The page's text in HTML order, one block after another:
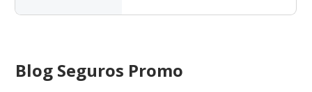
Blog Seguros Promo